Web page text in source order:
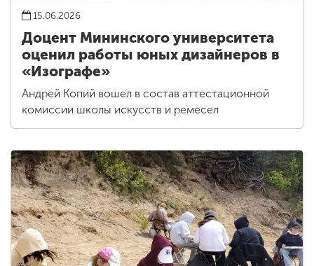
15.06.2026
Доцент Мининского университета
оценил работы юных дизайнеров в
«Изографе»
Андрей Копий вошел в состав аттестационной
комиссии школы искусств и ремесел